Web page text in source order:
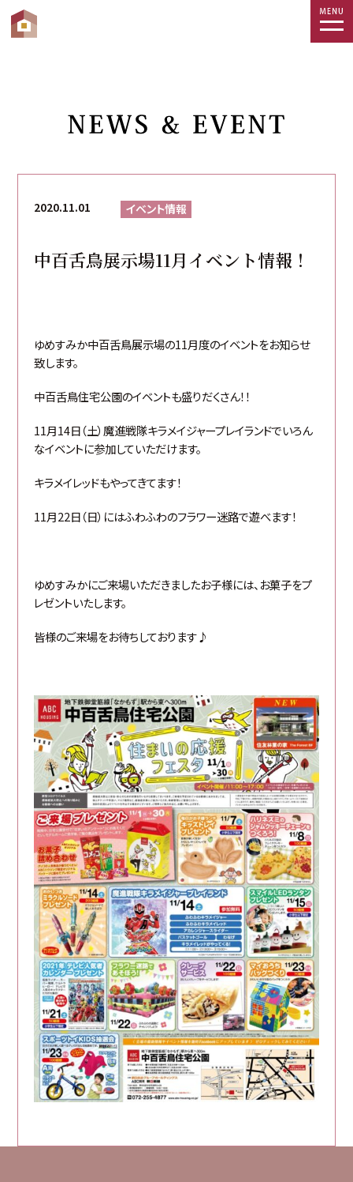
2020.11.01 イベント情報
中百舌鳥展示場11月イベント情報！
ゆめすみか中百舌鳥展示場の11月度のイベントをお知らせ
致します。
中百舌鳥住宅公園のイベントも盛りだくさん！！
11月14日（土）魔進戦隊キラメイジャープレイランドでいろん
なイベントに参加していただけます。
キラメイレッドもやってきてます！
11月22日（日）にはふわふわのフラワー迷路で遊べます！
ゆめすみかにご来場いただきましたお子様には、お菓子をプ
レゼントいたします。
皆様のご来場をお待ちしております♪